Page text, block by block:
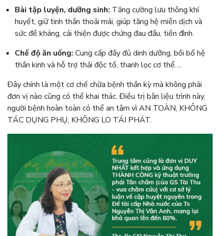
Bài tập luyện, dưỡng sinh: Tăng cường lưu thông khí
huyết, giữ tinh thần thoải mái, giúp tăng hệ miễn dịch và
sức đề kháng, cải thiện được chứng đau đầu, tiền đình.
Chế độ ăn uống: Cung cấp đầy đủ dinh dưỡng, bồi bổ hệ
thần kinh và hỗ trợ thải độc tố, thanh lọc cơ thể….
Đây chính là một cơ chế chữa bệnh thần kỳ mà không phải
đơn vị nào cũng có thể khai thác. Điều trị bằn liệu trình này,
người bệnh hoàn toàn có thể an tâm vì AN TOÀN, KHÔNG
TÁC DỤNG PHỤ, KHÔNG LO TÁI PHÁT.